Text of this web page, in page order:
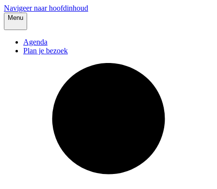
Navigeer naar hoofdinhoud
Menu
Agenda
Plan je bezoek